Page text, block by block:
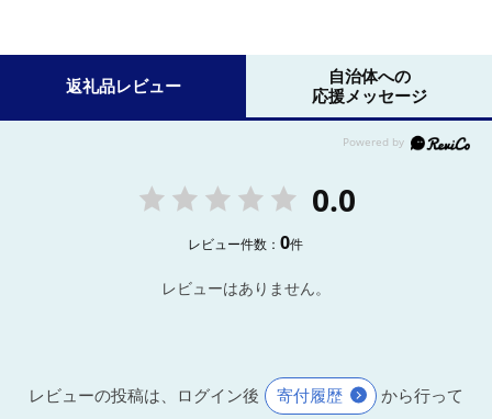
返礼品レビュー
自治体への
応援メッセージ
0.0
レビュー件数：0件
レビューはありません。
レビューの投稿は、ログイン後 寄付履歴
から行って